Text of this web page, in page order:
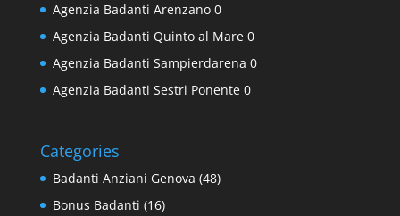
Agenzia Badanti Arenzano0
Agenzia Badanti Quinto al Mare0
Agenzia Badanti Sampierdarena 0
Agenzia Badanti Sestri Ponente0
Categories
Badanti Anziani Genova (48)
Bonus Badanti (16)